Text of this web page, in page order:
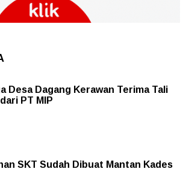
Desa Dagang Kerawan Terima Tali
PT MIP
SKT Sudah Dibuat Mantan Kades